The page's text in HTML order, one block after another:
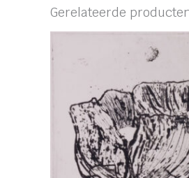
Gerelateerde